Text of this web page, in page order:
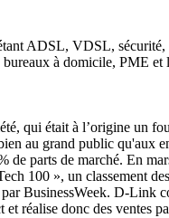
ADSL, VDSL,
à domicile, PME et
était à l’origine un
au grand public
parts de marché. En
100 », un classement
BusinessWeek. D-Link
réalise donc des ventes